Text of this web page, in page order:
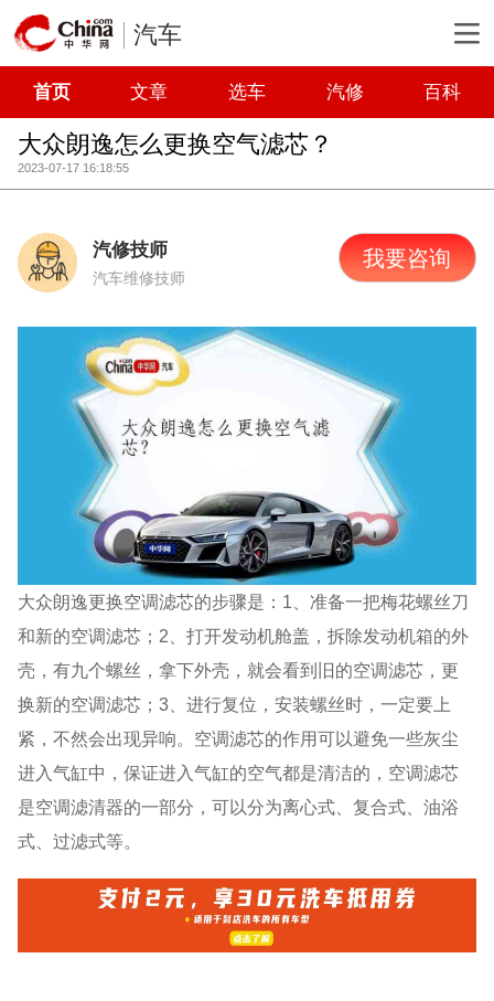
汽车
首页 文章 选车 汽修 百科
大众朗逸怎么更换空气滤芯？
2023-07-17 16:18:55
汽修技师
汽车维修技师
我要咨询
大众朗逸更换空调滤芯的步骤是：1、准备一把梅花螺丝刀
和新的空调滤芯；2、打开发动机舱盖，拆除发动机箱的外
壳，有九个螺丝，拿下外壳，就会看到旧的空调滤芯，更
换新的空调滤芯；3、进行复位，安装螺丝时，一定要上
紧，不然会出现异响。空调滤芯的作用可以避免一些灰尘
进入气缸中，保证进入气缸的空气都是清洁的，空调滤芯
是空调滤清器的一部分，可以分为离心式、复合式、油浴
式、过滤式等。